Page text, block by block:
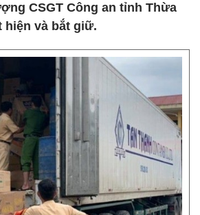
CSGT Công an tỉnh Thừa
hiện và bắt giữ.